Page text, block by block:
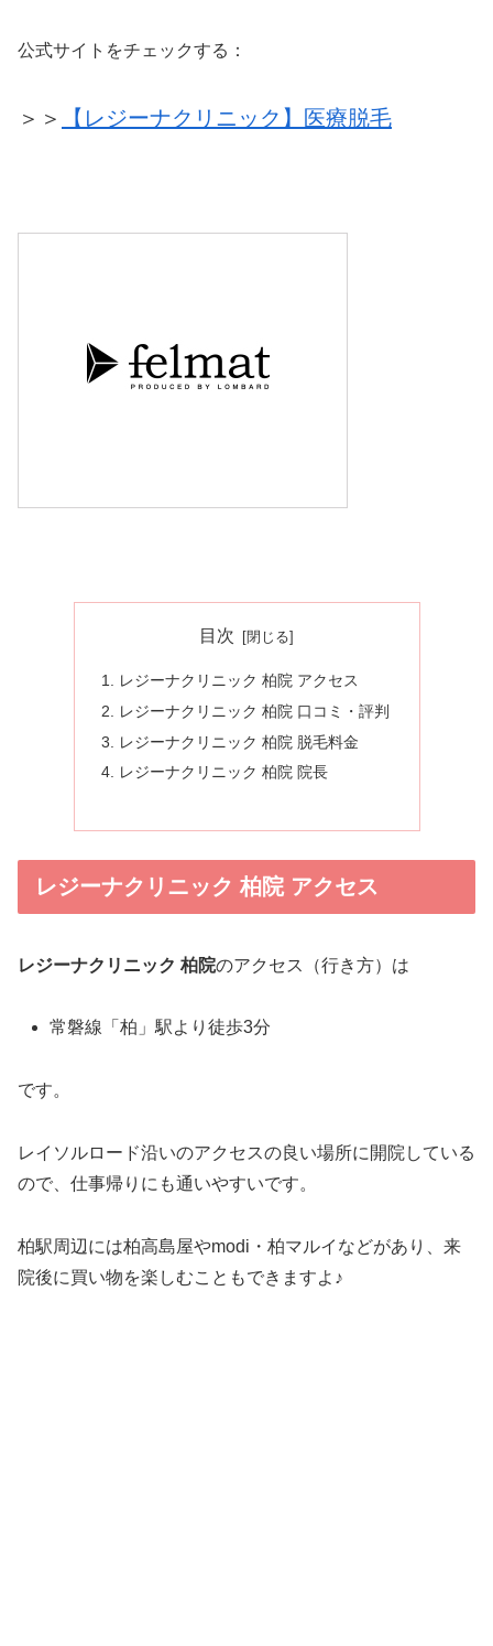
公式サイトをチェックする：
＞＞ 【レジーナクリニック】医療脱毛
目次
レジーナクリニック 柏院 アクセス
レジーナクリニック 柏院 口コミ・評判
レジーナクリニック 柏院 脱毛料金
レジーナクリニック 柏院 院長
レジーナクリニック 柏院 アクセス
レジーナクリニック 柏院のアクセス（行き方）は
常磐線「柏」駅より徒歩3分
です。
レイソルロード沿いのアクセスの良い場所に開院している
ので、仕事帰りにも通いやすいです。
柏駅周辺には柏高島屋やmodi・柏マルイなどがあり、来
院後に買い物を楽しむこともできますよ♪